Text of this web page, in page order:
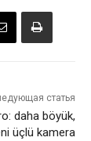
статья
daha böyük,
üçlü kamera